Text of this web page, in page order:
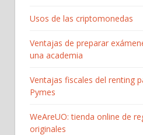
Usos de las criptomonedas
Ventajas de preparar
una academia
Ventajas fiscales del renting
Pymes
WeAreUO: tienda online de
originales